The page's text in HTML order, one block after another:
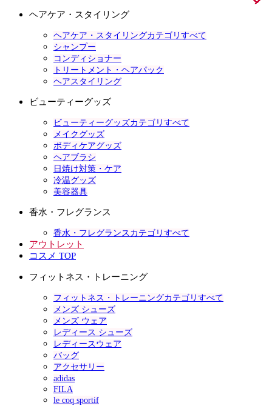
ヘアケア・スタイリング
ヘアケア・スタイリングカテゴリすべて
シャンプー
コンディショナー
トリートメント・ヘアパック
ヘアスタイリング
ビューティーグッズ
ビューティーグッズカテゴリすべて
メイクグッズ
ボディケアグッズ
ヘアブラシ
日焼け対策・ケア
冷温グッズ
美容器具
香水・フレグランス
香水・フレグランスカテゴリすべて
アウトレット
コスメ TOP
フィットネス・トレーニング
フィットネス・トレーニングカテゴリすべて
メンズ シューズ
メンズ ウェア
レディース シューズ
レディースウェア
バッグ
アクセサリー
adidas
FILA
le coq sportif